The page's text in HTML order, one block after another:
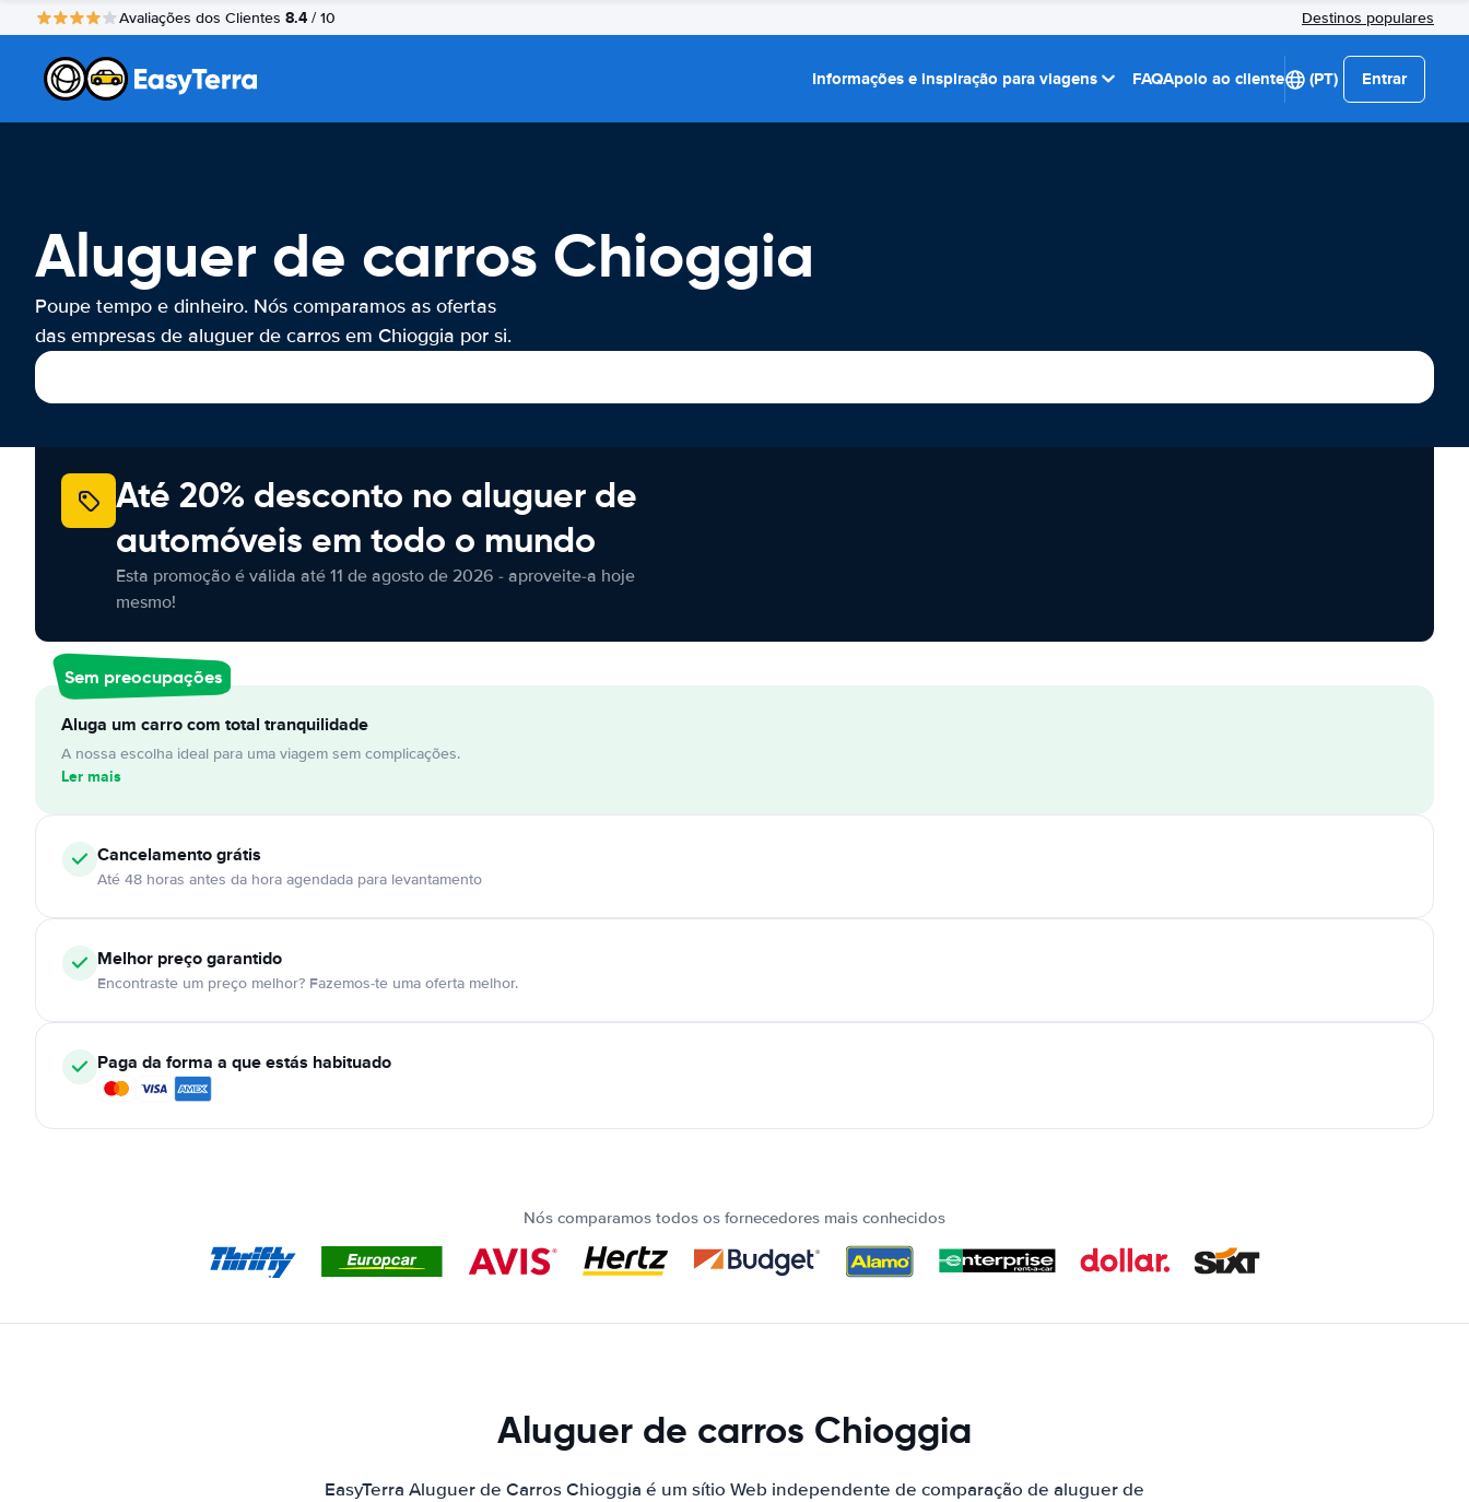
Avaliações dos Clientes 8.4 / 10 Destinos populares
Informações e inspiração para viagens FAQApoio ao cliente (PT) Entrar
Aluguer de carros Chioggia
Poupe tempo e dinheiro. Nós comparamos as ofertas
das empresas de aluguer de carros em Chioggia por si.
Até 20% desconto no aluguer de
automóveis em todo o mundo
Esta promoção é válida até 11 de agosto de 2026 - aproveite-a hoje
mesmo!
Sem preocupações
Aluga um carro com total tranquilidade
A nossa escolha ideal para uma viagem sem complicações.
Ler mais
Cancelamentográtis
Até 48 horas antes da hora agendada para levantamento
Melhor preço garantido
Encontraste um preço melhor? Fazemos-te uma oferta melhor.
Paga da forma a que estás habituado
Nós comparamos todos os fornecedores mais conhecidos
Aluguer de carros Chioggia
EasyTerra Aluguer de Carros Chioggia é um sítio Web independente de comparação de aluguer de